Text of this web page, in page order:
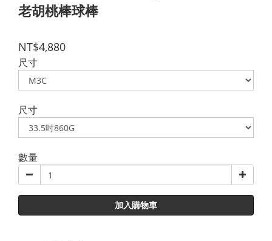
老胡桃棒球棒
NT$4,880
尺寸
尺寸
數量
加入購物車